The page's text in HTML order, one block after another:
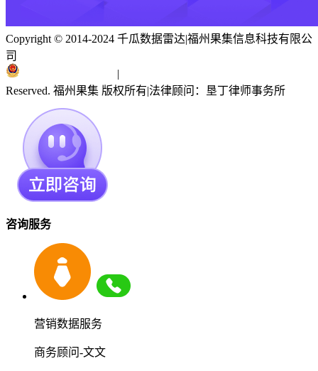
Copyright © 2014-2024 千瓜数据雷达|福州果集信息科技有限公
司
|
Reserved. 福州果集 版权所有|法律顾问：垦丁律师事务所
咨询服务
营销数据服务
商务顾问-文文